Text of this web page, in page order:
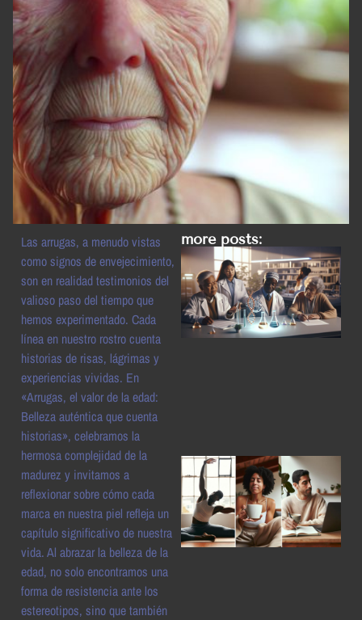
Las arrugas, a menudo vistas
como signos de envejecimiento,
son en realidad testimonios del
valioso paso del tiempo que
hemos experimentado. Cada
línea en nuestro rostro cuenta
historias de risas, lágrimas y
experiencias vividas. En
«Arrugas, el valor de la edad:
Belleza auténtica que cuenta
historias», celebramos la
hermosa complejidad de la
madurez y invitamos a
reflexionar sobre cómo cada
marca en nuestra piel refleja un
capítulo significativo de nuestra
vida. Al abrazar la belleza de la
edad, no solo encontramos una
forma de resistencia ante los
estereotipos, sino que también
more posts: